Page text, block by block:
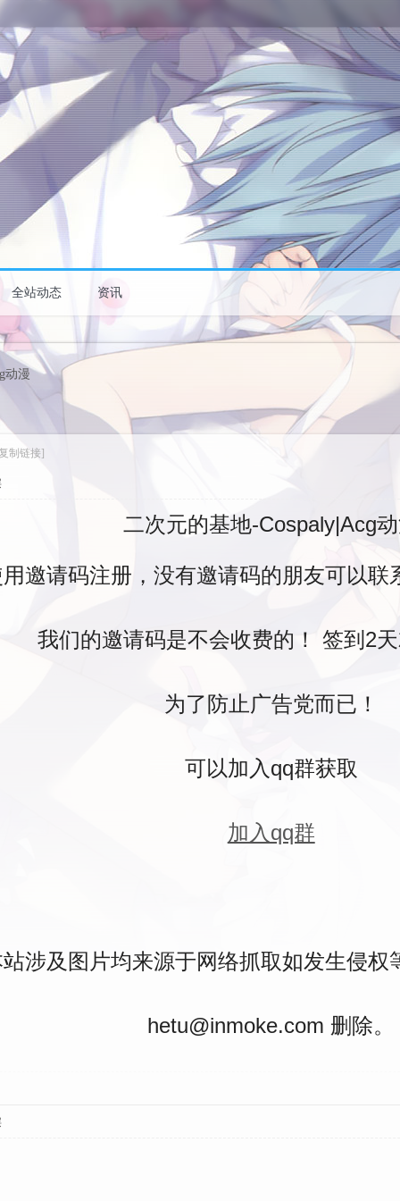
全站动态 资讯
动漫
制链接]
二次元的基地-Cospaly|Acg
邀请码注册，没有邀请码的朋友可以联
我们的邀请码是不会收费的！ 签到2
为了防止广告党而已！
可以加入qq群获取
加入qq群
涉及图片均来源于网络抓取如发生侵权
hetu@inmoke.com 删除。